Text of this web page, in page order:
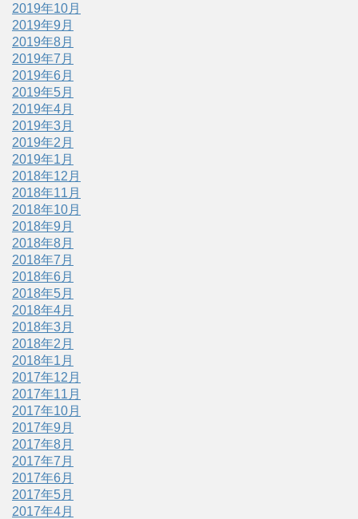
2019年10月
2019年9月
2019年8月
2019年7月
2019年6月
2019年5月
2019年4月
2019年3月
2019年2月
2019年1月
2018年12月
2018年11月
2018年10月
2018年9月
2018年8月
2018年7月
2018年6月
2018年5月
2018年4月
2018年3月
2018年2月
2018年1月
2017年12月
2017年11月
2017年10月
2017年9月
2017年8月
2017年7月
2017年6月
2017年5月
2017年4月